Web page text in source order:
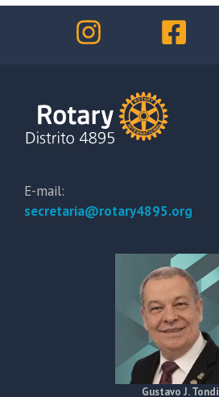
E-mail:
secretaria@rotary4895.org
Gustavo J. Tondi